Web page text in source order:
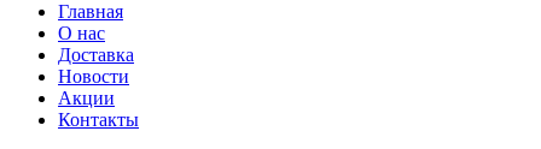
Главная
О нас
Доставка
Новости
Акции
Контакты